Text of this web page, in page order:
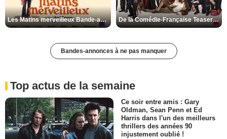
Les Matins merveilleux Bande-annonce VF De la Comédie-Française Teaser VF
Bandes-annonces à ne pas manquer
Top actus de la semaine
Ce soir entre amis : Gary
Oldman, Sean Penn et Ed
Harris dans l'un des meilleurs
thrillers des années 90
injustement oublié !